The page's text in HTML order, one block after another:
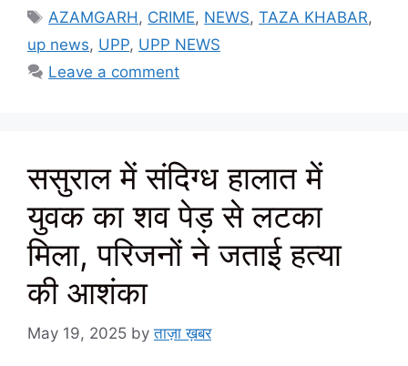
Tags
AZAMGARH, CRIME, NEWS,TAZA KHABAR,
up news, UPP, UPP NEWS
Leave a comment
ससुराल में संदिग्ध हालात में
युवक का शव पेड़ से लटका
मिला, परिजनों ने जताई हत्या
की आशंका
May 19, 2025 byताज़ा ख़बर